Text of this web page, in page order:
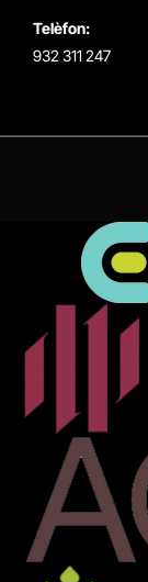
Telèfon:
932 311 247